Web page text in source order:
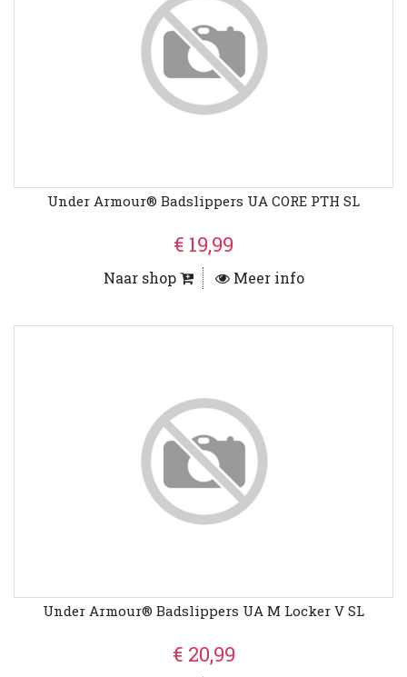
Under Armour® Badslippers UA CORE PTH SL
€ 19,99
Naar shop Meer info
Under Armour® Badslippers UA M Locker V SL
€ 20,99